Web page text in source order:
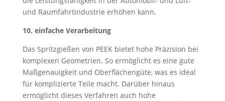
und Raumfahrtindustrie erhöhen kann.
10. einfache Verarbeitung
Das Spritzgießen von PEEK bietet hohe Präzision bei
komplexen Geometrien. So ermöglicht es eine gute
Maßgenauigkeit und Oberflächengüte, was es ideal
für komplizierte Teile macht. Darüber hinaus
ermöglicht dieses Verfahren auch hohe